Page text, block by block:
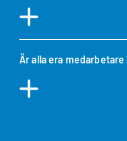
Är alla era